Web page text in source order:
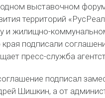
выставочном
территорий
и жилищно-
подписали
пресс-служба
подписал
Шишкин, а от